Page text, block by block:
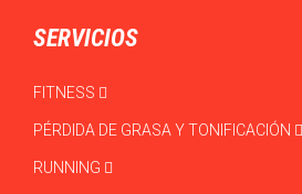
SERVICIOS
FITNESS
PÉRDIDA DE GRASA Y TONIFICACIÓN
RUNNING